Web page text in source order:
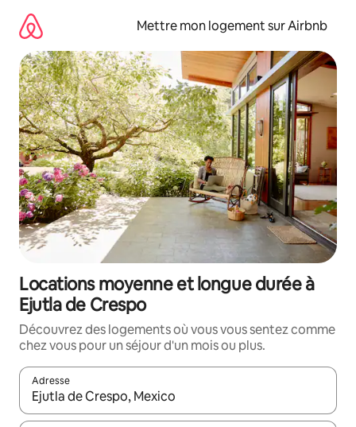
directement
contenu
Mettre mon logement sur Airbnb
Locations moyenne et longue durée à
Ejutla de Crespo
Découvrez des logements où vous vous sentez comme
chez vous pour un séjour d'un mois ou plus.
Adresse
Lorsque les résultats s'affichent, utilisez les flèches vers le